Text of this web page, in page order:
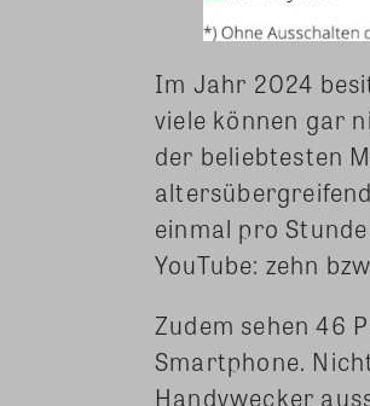
Im Jahr 2024
viele können gar
der beliebtesten
einmal pro
YouTube: zehn
Zudem sehen 46
Smartphone.
Handywecker